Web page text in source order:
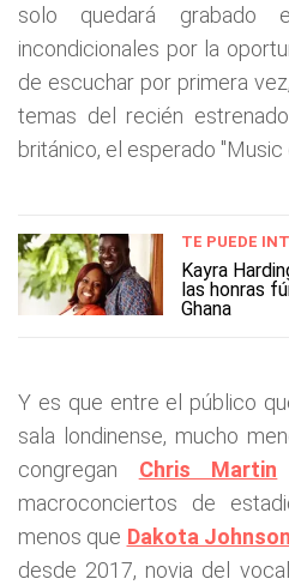
solo quedará
incondicionales por la
de escuchar por primera
temas del recién
británico, el esperado "Music
TE PUEDE
Kayra
las honras
Ghana
Y es que entre el público
sala londinense, mucho
congregan Chris Martin
macroconciertos de
menos que Dakota Johnson
desde 2017, novia del